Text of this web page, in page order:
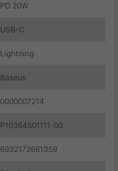
PD 20W
USB-C
Lightning
Baseus
0000007214
P10364501111-00
6932172661359